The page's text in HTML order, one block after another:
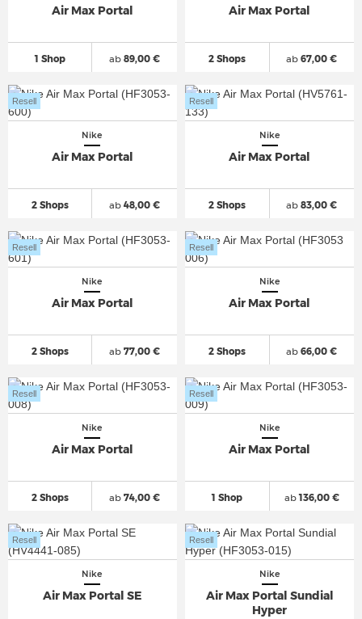
Air Max Portal
1 Shop ab89,00 €
Air Max Portal
2 Shops ab 67,00 €
Nike
Air Max Portal
2 Shops
Resell
ab48,00 €
Nike
Air Max Portal
2 Shops
Resell
ab 83,00 €
Nike
Air Max Portal
2 Shops
Resell
ab77,00 €
Nike
Air Max Portal
2 Shops
Resell
ab 66,00 €
Nike
Air Max Portal
2 Shops
Resell
ab74,00 €
Nike
Air Max Portal
1 Shop
Resell
ab136,00 €
Nike
Air Max Portal SE
Resell
Nike
Air Max Portal Sundial
Hyper
Resell